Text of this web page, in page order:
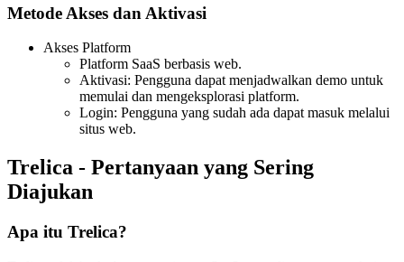
Metode Akses dan Aktivasi
Akses Platform
Platform SaaS berbasis web.
Aktivasi: Pengguna dapat menjadwalkan demo untuk
memulai dan mengeksplorasi platform.
Login: Pengguna yang sudah ada dapat masuk melalui
situs web.
Trelica - Pertanyaan yang Sering
Diajukan
Apa itu Trelica?